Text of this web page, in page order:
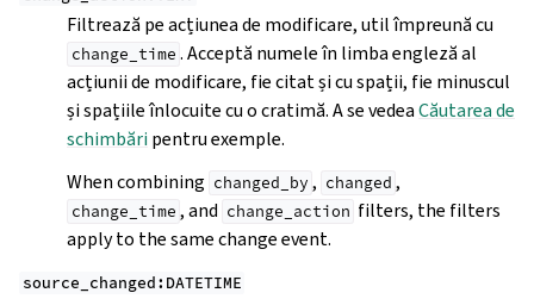
Filtrează pe acțiunea de modificare, util împreună cu
change_time . Acceptă numele în limba engleză al
acțiunii de modificare, fie citat și cu spații, fie minuscul
și spațiile înlocuite cu o cratimă. A se vedeaCăutarea de
schimbări pentru exemple.
When combining changed_by , changed ,
change_time , and change_action filters, the filters
apply to the same change event.
source_changed:DATETIME